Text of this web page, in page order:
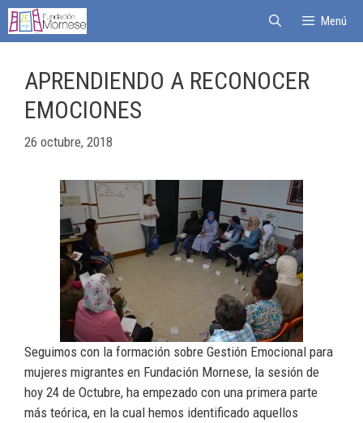
Menú
APRENDIENDO A RECONOCER
EMOCIONES
26 octubre, 2018
Seguimos con la formación sobre Gestión Emocional para
mujeres migrantes en Fundación Mornese, la sesión de
hoy 24 de Octubre, ha empezado con una primera parte
más teórica, en la cual hemos identificado aquellos